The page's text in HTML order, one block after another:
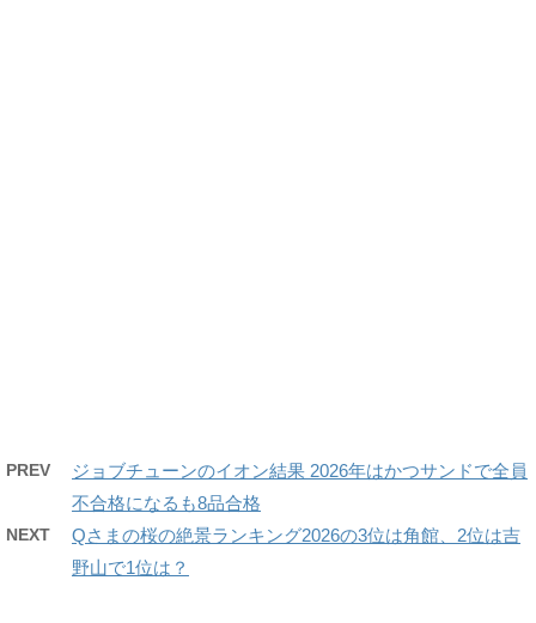
PREV
ジョブチューンのイオン結果 2026年はかつサンドで全員
不合格になるも8品合格
NEXT
Qさまの桜の絶景ランキング2026の3位は角館、2位は吉
野山で1位は？